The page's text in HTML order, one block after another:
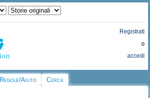
Registrati
o
accedi
Regole/Aiuto Cerca